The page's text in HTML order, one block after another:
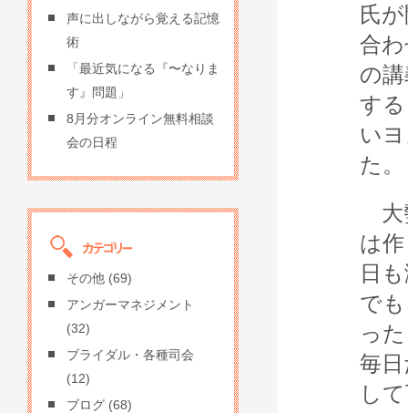
氏
合
の
す
い
た。
大
は
日
で
っ
毎
し
声に出しながら覚える記憶
術
「最近気になる『〜なりま
す』問題」
8月分オンライン無料相談
会の日程
その他 (69)
アンガーマネジメント
(32)
ブライダル・各種司会
(12)
ブログ (68)